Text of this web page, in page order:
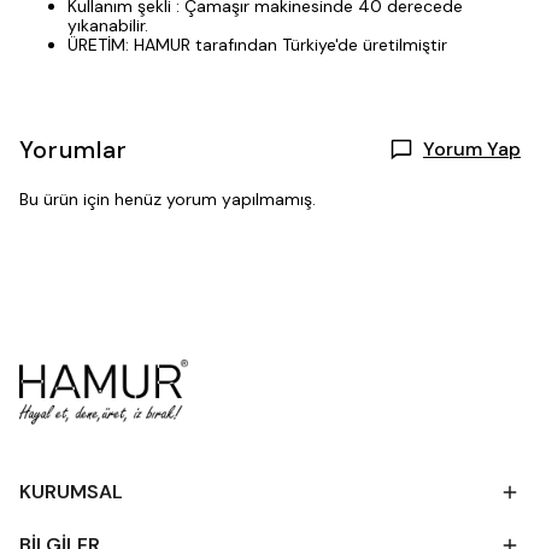
Kullanım şekli : Çamaşır makinesinde 40 derecede
yıkanabilir.
ÜRETİM: HAMUR tarafından Türkiye'de üretilmiştir
Yorumlar Yorum Yap
Bu ürün için henüz yorum yapılmamış.
KURUMSAL